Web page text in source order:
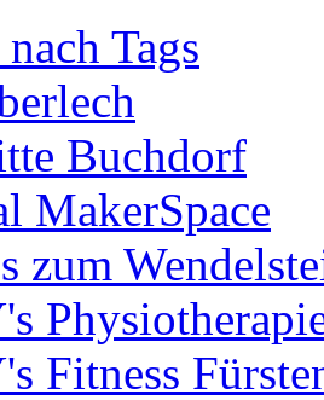
Tags
Buchdorf
MakerSpace
zum
Fitness